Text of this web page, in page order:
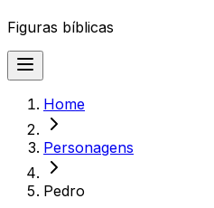
Figuras bíblicas
Home
Personagens
Pedro